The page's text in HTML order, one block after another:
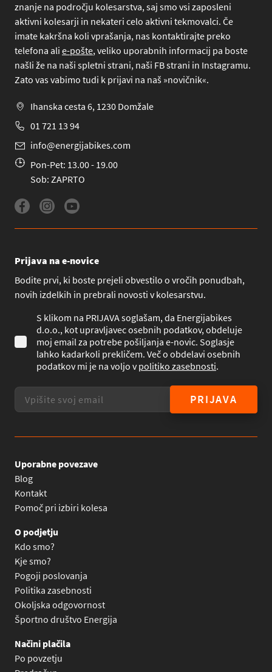
znanje na področju kolesarstva, saj smo vsi zaposleni
aktivni kolesarji in nekateri celo aktivni tekmovalci. Če
imate kakršna koli vprašanja, nas kontaktirajte preko
telefona ali e-pošte, veliko uporabnih informacij pa boste
našli že na naši spletni strani, naši FB strani in Instagramu.
Zato vas vabimo tudi k prijavi na naš »novičnik«.
Ihanska cesta 6, 1230 Domžale
01 721 13 94
info@energijabikes.com
Pon-Pet: 13.00 - 19.00
Sob: ZAPRTO
Prijava na e-novice
Bodite prvi, ki boste prejeli obvestilo o vročih ponudbah,
novih izdelkih in prebrali novosti v kolesarstvu.
S klikom na PRIJAVA soglašam, da Energijabikes
d.o.o., kot upravljavec osebnih podatkov, obdeluje
moj email za potrebe pošiljanja e-novic. Soglasje
lahko kadarkoli prekličem. Več o obdelavi osebnih
podatkov mi je na voljo vpolitiko zasebnosti.
PRIJAVA
Uporabne povezave
Blog
Kontakt
Pomoč pri izbiri kolesa
O podjetju
Kdo smo?
Kje smo?
Pogoji poslovanja
Politika zasebnosti
Okoljska odgovornost
Športno društvo Energija
Načini plačila
Po povzetju